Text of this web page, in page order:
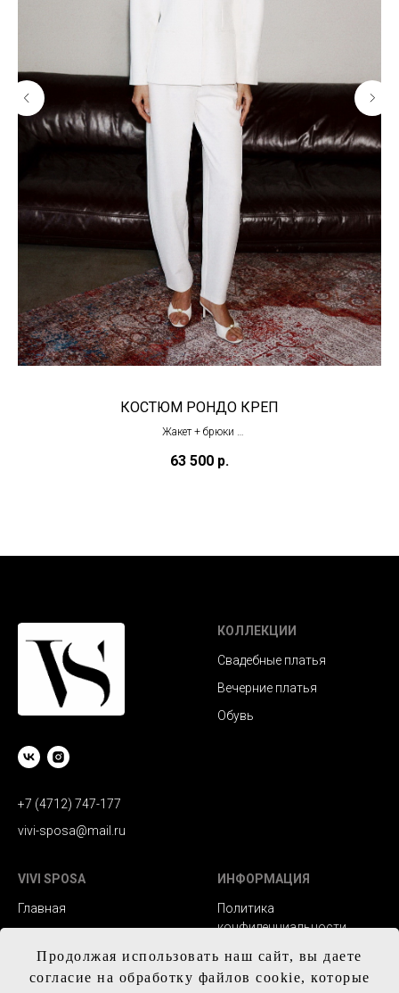
КОСТЮМ РОНДО КРЕП
Жакет + брюки
63 500 р.
Продолжая использовать наш сайт, вы даете
согласие на обработку файлов cookie, которые
+7 (4712) 747-177
vivi-sposa@mail.ru
КОЛЛЕКЦИИ
Свадебные платья
Вечерние платья
Обувь
VIVI SPOSA
Главная
Контакты
ИНФОРМАЦИЯ
Политика
конфиденциальности
Заказ и сроки
изготовления